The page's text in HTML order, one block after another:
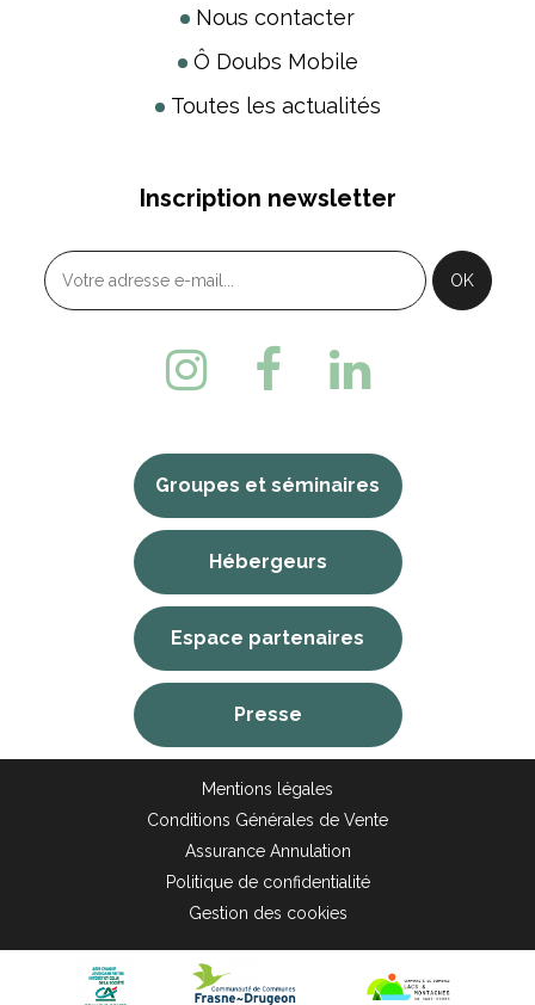
Nous contacter
Ô Doubs Mobile
Toutes les actualités
Inscription newsletter
Groupes et séminaires
Hébergeurs
Espace partenaires
Presse
Mentions légales
Conditions Générales de Vente
Assurance Annulation
Politique de confidentialité
Gestion des cookies